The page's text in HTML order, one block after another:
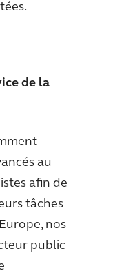
de la
au
afin de
tâches
nos
public